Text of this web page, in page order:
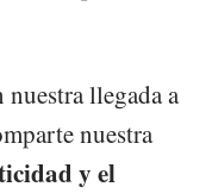
llegada a
nuestra
y el